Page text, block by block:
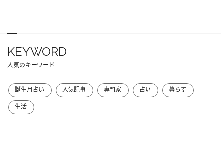
KEYWORD
人気のキーワード
誕生月占い 人気記事 専門家 占い
暮らす
生活